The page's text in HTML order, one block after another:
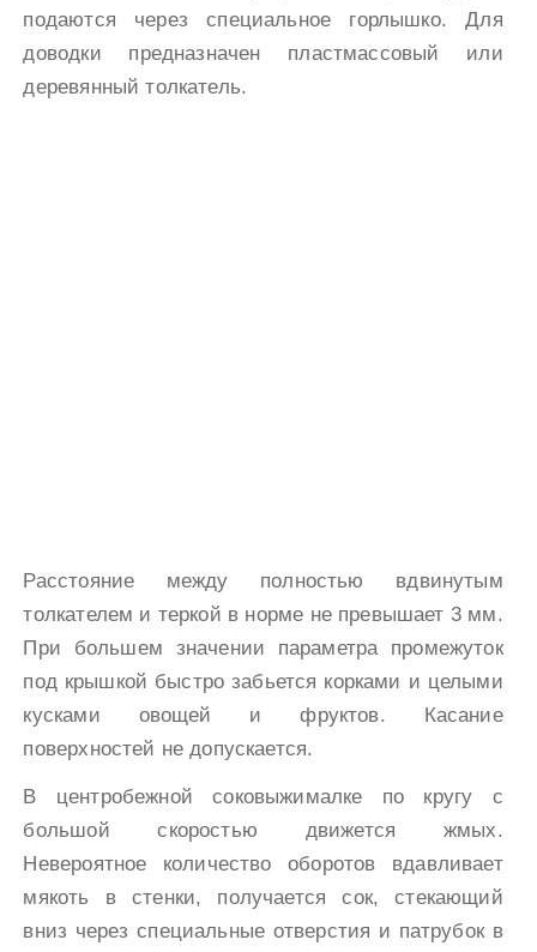
подаются через специальное горлышко. Для
доводки предназначен пластмассовый или
деревянный толкатель.
Расстояние между полностью вдвинутым
толкателем и теркой в норме не превышает 3 мм.
При большем значении параметра промежуток
под крышкой быстро забьется корками и целыми
кусками овощей и фруктов. Касание
поверхностей не допускается.
В центробежной соковыжималке по кругу с
большой скоростью движется жмых.
Невероятное количество оборотов вдавливает
мякоть в стенки, получается сок, стекающий
вниз через специальные отверстия и патрубок в